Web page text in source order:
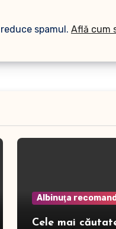
spamul. Află cum
Albinuţa
Cele mai